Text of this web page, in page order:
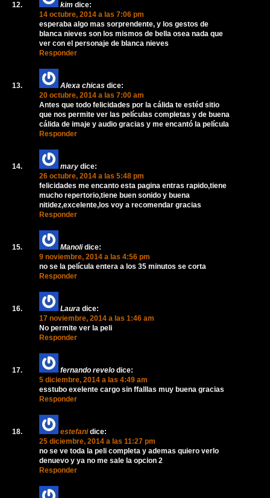
kim dice:
14 octubre, 2014 a las 7:06 pm
esperaba algo mas sorprendente, y los gestos de
blanca nieves son los mismos de bella osea nada que
ver con el personaje de blanca nieves
Responder
Alexa chicas dice:
20 octubre, 2014 a las 7:00 am
Antes que todo felicidades por la cálida te estéd sitio
que nos permite ver las películas completas y de buena
cálida de imaje y audio gracias y me encantó la película
Responder
mary dice:
26 octubre, 2014 a las 5:48 pm
felicidades me encanto esta pagina entras rapido,tiene
mucho repertorio,tiene buen sonido y buena
nitidez,excelente,los voy a recomendar gracias
Responder
Manoli dice:
9 noviembre, 2014 a las 4:56 pm
no se la película entera a los 35 minutos se corta
Responder
Laura dice:
17 noviembre, 2014 a las 1:46 am
No permite ver la peli
Responder
fernando revelo dice:
5 diciembre, 2014 a las 4:49 am
esstubo exelente cargo sin ffalllas muy buena gracias
Responder
estefani dice:
25 diciembre, 2014 a las 11:27 pm
no se ve toda la peli completa y ademas quiero verlo
denuevo y ya no me sale la opcion 2
Responder